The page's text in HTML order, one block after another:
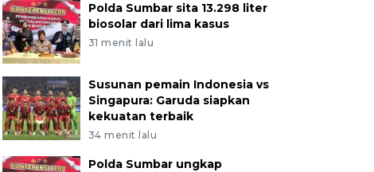
Polda Sumbar sita 13.298 liter
biosolar dari lima kasus
31 menit lalu
Susunan pemain Indonesia vs
Singapura: Garuda siapkan
kekuatan terbaik
34 menit lalu
Polda Sumbar ungkap